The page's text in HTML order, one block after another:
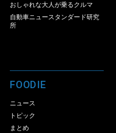
おしゃれな大人が乗るクルマ
自動車ニュースタンダード研究
所
FOODIE
ニュース
トピック
まとめ